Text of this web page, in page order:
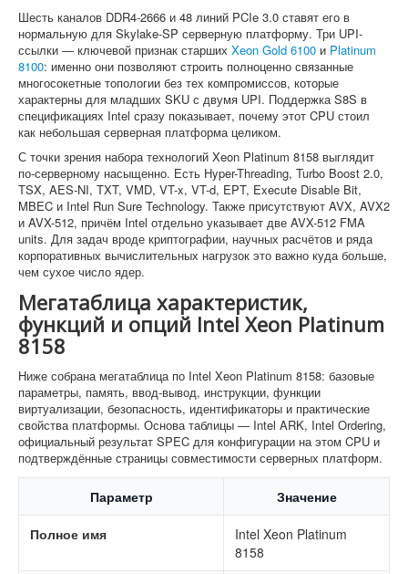
Шесть каналов DDR4-2666 и 48 линий PCIe 3.0 ставят его в
нормальную для Skylake-SP серверную платформу. Три UPI-
ссылки — ключевой признак старших Xeon Gold 6100 и Platinum
8100: именно они позволяют строить полноценно связанные
многосокетные топологии без тех компромиссов, которые
характерны для младших SKU с двумя UPI. Поддержка S8S в
спецификациях Intel сразу показывает, почему этот CPU стоил
как небольшая серверная платформа целиком.
С точки зрения набора технологий Xeon Platinum 8158 выглядит
по-серверному насыщенно. Есть Hyper-Threading, Turbo Boost 2.0,
TSX, AES-NI, TXT, VMD, VT-x, VT-d, EPT, Execute Disable Bit,
MBEC и Intel Run Sure Technology. Также присутствуют AVX, AVX2
и AVX-512, причём Intel отдельно указывает две AVX-512 FMA
units. Для задач вроде криптографии, научных расчётов и ряда
корпоративных вычислительных нагрузок это важно куда больше,
чем сухое число ядер.
Мегатаблица характеристик,
функций и опций Intel Xeon Platinum
8158
Ниже собрана мегатаблица по Intel Xeon Platinum 8158: базовые
параметры, память, ввод-вывод, инструкции, функции
виртуализации, безопасность, идентификаторы и практические
свойства платформы. Основа таблицы — Intel ARK, Intel Ordering,
официальный результат SPEC для конфигурации на этом CPU и
подтверждённые страницы совместимости серверных платформ.
Параметр Значение
Полное имя
Intel Xeon Platinum
8158